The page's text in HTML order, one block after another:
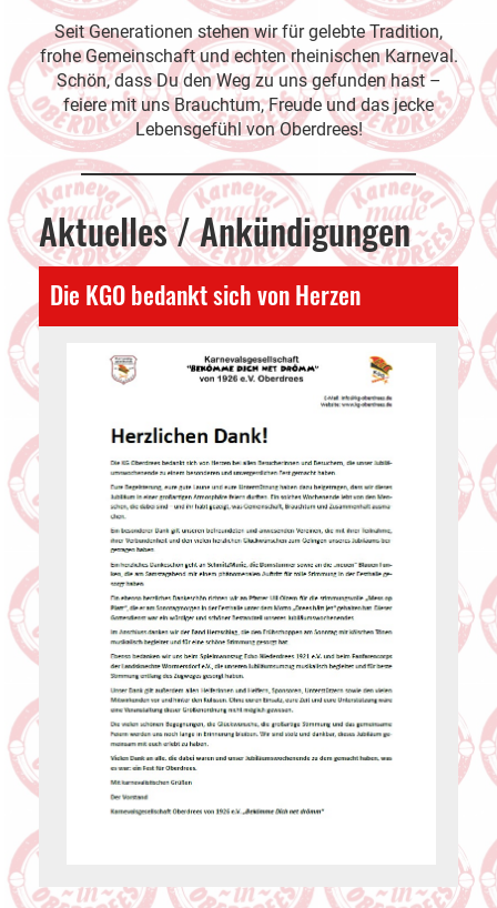
Seit Generationen stehen wir für gelebte Tradition,
frohe Gemeinschaft und echten rheinischen Karneval.
Schön, dass Du den Weg zu uns gefunden hast –
feiere mit uns Brauchtum, Freude und das jecke
Lebensgefühl von Oberdrees!
Aktuelles / Ankündigungen
Die KGO bedankt sich von Herzen